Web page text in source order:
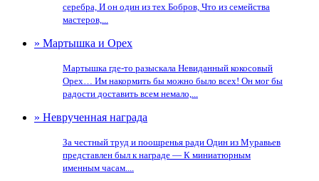
серебра, И он один из тех Бобров, Что из семейства
мастеров,...
» Мартышка и Орех
Мартышка где-то разыскала Невиданный кокосовый
Орех… Им накормить бы можно было всех! Он мог бы
радости доставить всем немало,...
» Неврученная награда
За честный труд и поощренья ради Один из Муравьев
представлен был к награде — К миниатюрным
именным часам....